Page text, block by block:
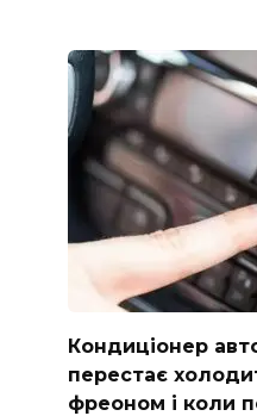
Кондиціонер
перестає
фреоном і коли